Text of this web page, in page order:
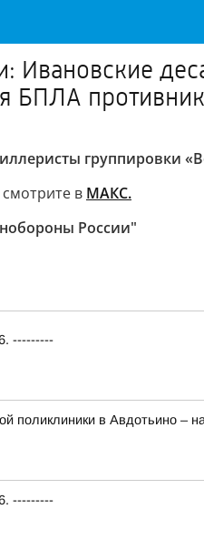
БПЛА
группировки
в МАКС.
России"
---------
поликлиники в Авдотьино –
---------